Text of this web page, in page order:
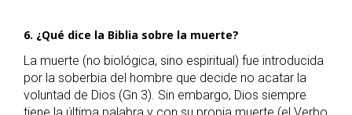
6. ¿Qué dice la Biblia sobre la muerte?
La muerte (no biológica, sino espiritual) fue introducida
por la soberbia del hombre que decide no acatar la
voluntad de Dios (Gn 3). Sin embargo, Dios siempre